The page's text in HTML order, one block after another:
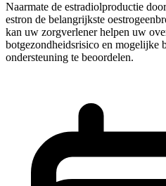
Naarmate de estradiolproductie
estron de belangrijkste
kan uw zorgverlener helpen uw
botgezondheidsrisico en mogelijke
ondersteuning te beoordelen.